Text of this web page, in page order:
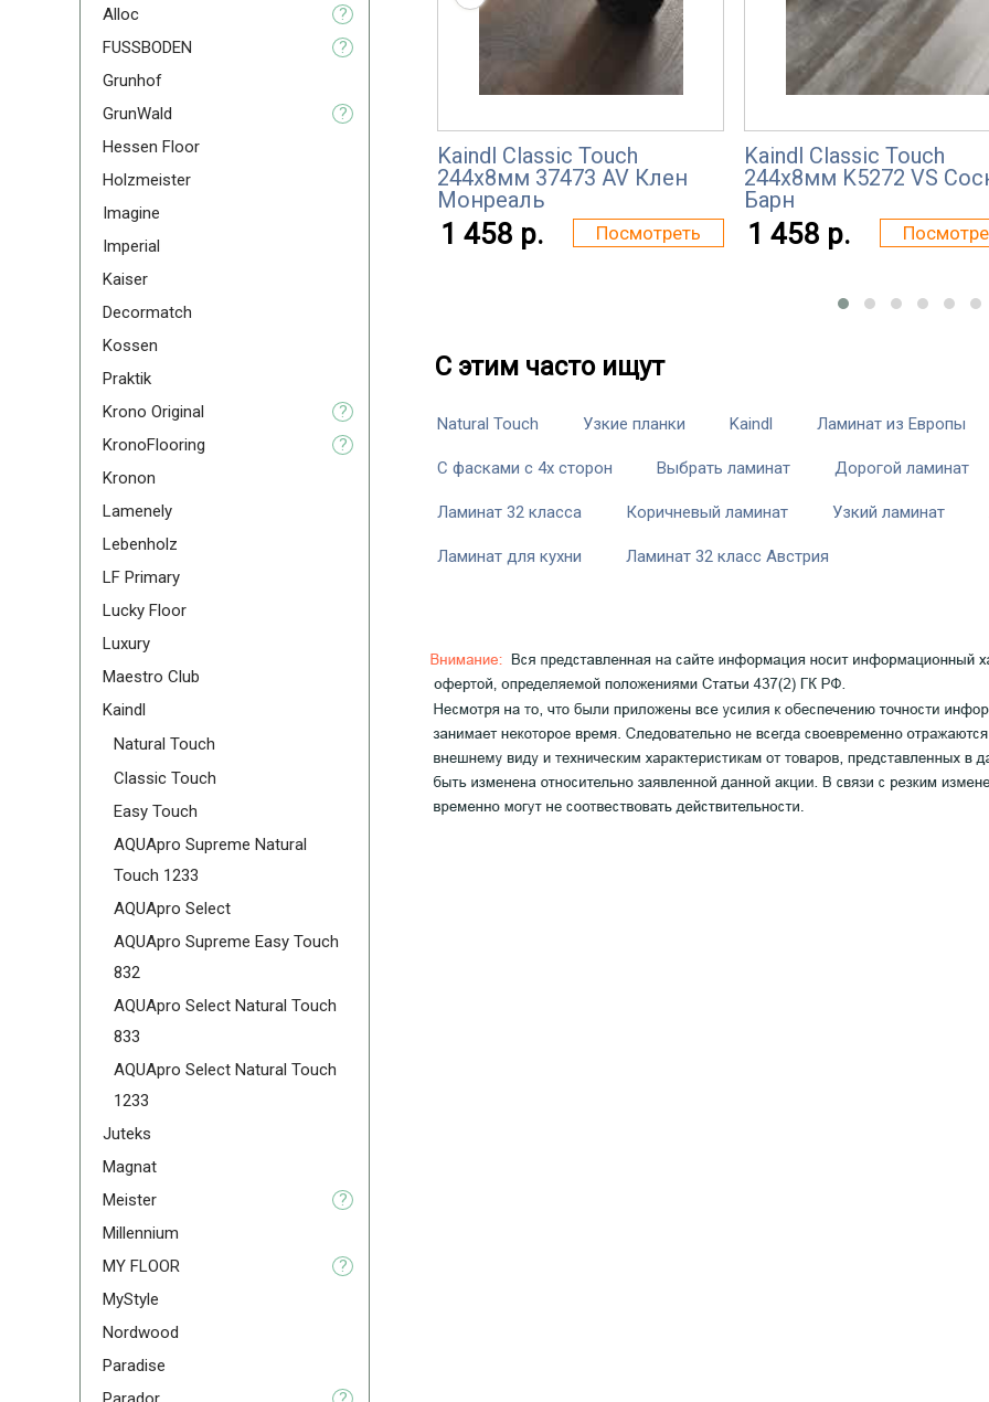
Kaindl Classic Touch
244x8мм 37473 AV Клен
Монреаль
1 458 р. Посмотреть
Kaindl Classic Touch
244x8мм K5272 VS
Барн
1 458 р.
С этим часто ищут
Natural Touch Узкие планки Kaindl Ламинат из Европы
С фасками с 4х сторон Выбрать ламинат Дорогой ламинат
Ламинат 32 класса Коричневый ламинат Узкий ламинат
Ламинат для кухни Ламинат 32 класс Австрия
Alloc
?
FUSSBODEN
?
Grunhof
GrunWald
?
Hessen Floor
Holzmeister
Imagine
Imperial
Kaiser
Decormatch
Kossen
Praktik
Krono Original
?
KronoFlooring
?
Kronon
Lamenely
Lebenholz
LF Primary
Lucky Floor
Luxury
Maestro Club
Kaindl
Natural Touch
Classic Touch
Easy Touch
AQUApro Supreme Natural
Touch 1233
AQUApro Select
AQUApro Supreme Easy Touch
832
AQUApro Select Natural Touch
833
AQUApro Select Natural Touch
1233
Juteks
Magnat
Meister
?
Millennium
MY FLOOR
?
MyStyle
Nordwood
Paradise